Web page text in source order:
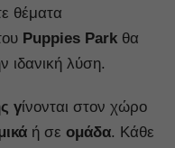
θέματα
Puppies Park θα
ιδανική λύση.
γίνονται στον χώρο
ή σε ομάδα. Κάθε